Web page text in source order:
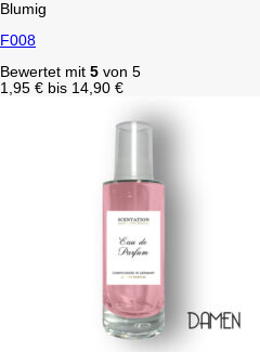
Blumig
F008
Bewertet mit 5 von 5
1,95 € bis 14,90 €